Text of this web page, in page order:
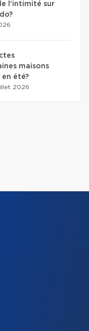
l'intimité sur
maisons
été?
2026